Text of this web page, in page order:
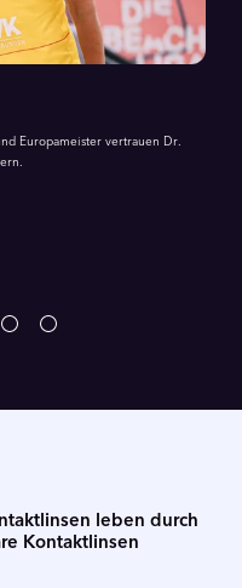
Europameister vertrauen Dr.
leben durch
Kontaktlinsen